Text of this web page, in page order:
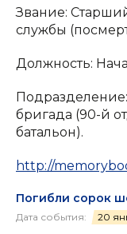
Звание:
службы
Должность:
бригада (90-й
батальон).
http://
Погибли сорок
Дата события: 20